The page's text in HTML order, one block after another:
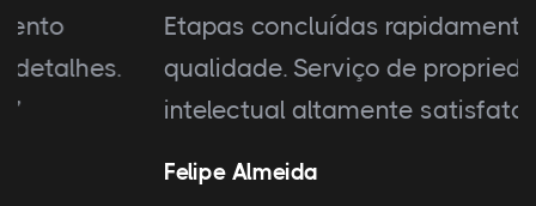
Etapas concluídas rapidamente com
qualidade. Serviço de propriedade
intelectual altamente satisfatório.”
Felipe Almeida